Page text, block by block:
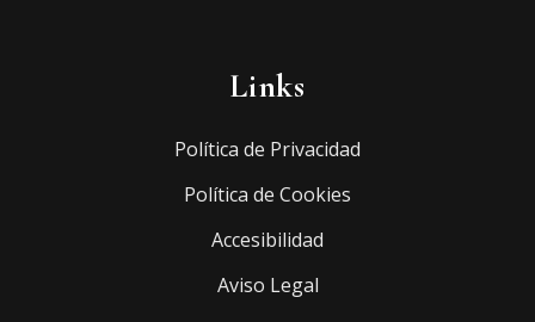
Links
Política de Privacidad
Política de Cookies
Accesibilidad
Aviso Legal